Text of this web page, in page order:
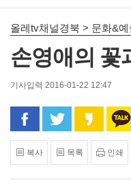
올레tv채널경북 > 문화&예
손영애의 꽃
기사입력 2016-01-22 12:47
페이스북으로 공유
트위터로 공유
카카
복사 목록 인쇄